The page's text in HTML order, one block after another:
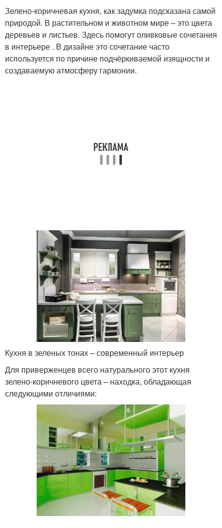
Зелено-коричневая кухня, как задумка подсказана самой
природой. В растительном и животном мире – это цвета
деревьев и листьев. Здесь помогут оливковые сочетания
в интерьере . В дизайне это сочетание часто
используется по причине подчёркиваемой изящности и
создаваемую атмосферу гармонии.
Кухня в зеленых тонах – современный интерьер
Для приверженцев всего натурального этот кухня
зелено-коричневого цвета – находка, обладающая
следующими отличиями: